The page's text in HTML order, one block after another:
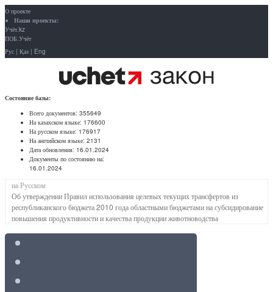
О проекте
Наши проекты:
Учёт.kz
ПОБ.Учёт
Рус | Қаз | Eng
Состояние базы:
Всего документов: 355649
На казахском языке: 176600
На русском языке: 176917
На английском языке: 2131
Дата обновления: 16.01.2024
Документы по состоянию на:
16.01.2024
на Русском
Об утверждении Правил использования целевых текущих трансфертов из
республиканского бюджета 2010 года областными бюджетами на субсидирование
повышения продуктивности и качества продукции животноводства